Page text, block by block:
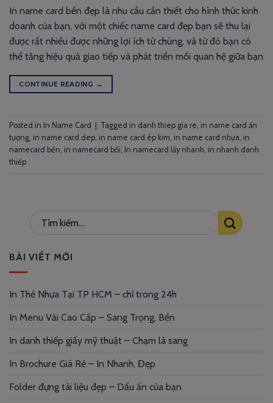
In name card bền đẹp là nhu cầu cần thiết cho hình thức kinh
doanh của bạn, với một chiếc name card đẹp bạn sẽ thu lại
được rất nhiều được những lợi ích từ chúng, và từ đó bạn có
thể tăng hiệu quả giao tiếp và phát triển mối quan hệ giữa bạn
CONTINUE READING →
Posted in In Name Card Tagged in danh thiep gia re, in name card ấn
tượng, in name card dep, in name card ép kim, in name card nhựa, in
namecard bền, in namecard bồi, In namecard lấy nhanh, in nhanh danh
thiếp
BÀI VIẾT MỚI
In Thẻ Nhựa Tại TP HCM – chỉ trong 24h
In Menu Vải Cao Cấp – Sang Trọng, Bền
In danh thiếp giấy mỹ thuật – Chạm là sang
In Brochure Giá Rẻ – In Nhanh, Đẹp
Folder đựng tài liệu đẹp – Dấu ấn của bạn